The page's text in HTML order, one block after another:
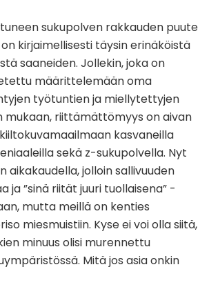
sukupolven rakkauden puute
kirjaimellisesti täysin erinäköistä
saaneiden. Jollekin, joka on
määrittelemään oma
työtuntien ja miellytettyjen
mukaan, riittämättömyys on aivan
kasvaneilla
sekä z-sukupolvella. Nyt
aikakaudella, jolloin sallivuuden
ja ”sinä riität juuri tuollaisena” -
mutta meillä on kenties
miesmuistiin. Kyse ei voi olla siitä,
minuus olisi murennettu
Mitä jos asia onkin